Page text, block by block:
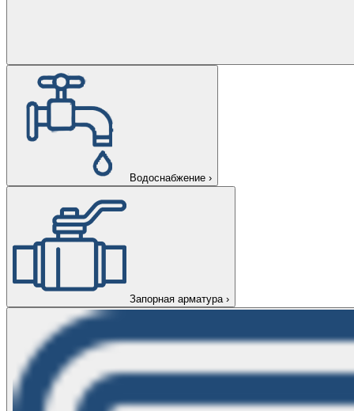
Водоснабжение ›
Запорная арматура ›